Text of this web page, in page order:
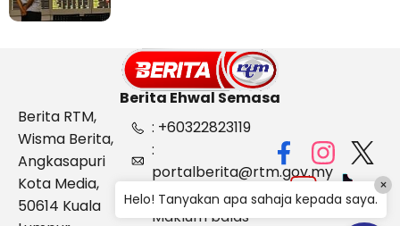
Berita Ehwal Semasa
Berita RTM,
Wisma Berita,
Angkasapuri
Kota Media,
50614 Kuala
: +60322823119
:
portalberita@rtm.gov.my
: Aduan &
Maklum balas
Helo! Tanyakan apa sahaja kepada saya.
×